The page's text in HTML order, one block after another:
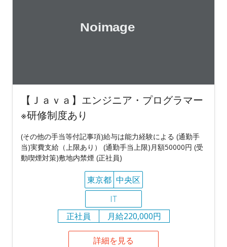
【Ｊａｖａ】エンジニア・プログラマー
※研修制度あり
(その他の手当等付記事項)給与は能力経験による (通勤手
当)実費支給（上限あり） (通勤手当上限)月額50000円 (受
動喫煙対策)敷地内禁煙 (正社員)
東京都 中央区
IT
正社員
月給220,000円
詳細を見る